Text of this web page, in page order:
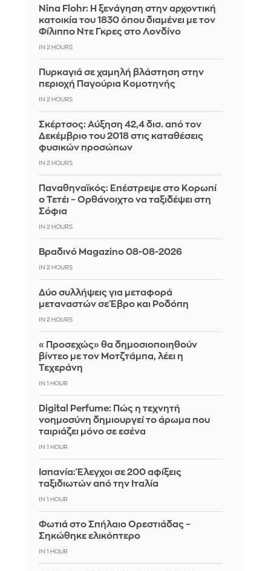
Nina Flohr: Η ξενάγηση στην αρχοντική
κατοικία του 1830 όπου διαμένει με τον
Φίλιππο Ντε Γκρες στο Λονδίνο
IN 2 HOURS
Πυρκαγιά σε χαμηλή βλάστηση στην
περιοχή Παγούρια Κομοτηνής
IN 2 HOURS
Σκέρτσος: Αύξηση 42,4 δισ. από τον
Δεκέμβριο του 2018 στις καταθέσεις
φυσικών προσώπων
IN 2 HOURS
Παναθηναϊκός: Επέστρεψε στο Κορωπί
ο Τετέι – Ορθάνοιχτο να ταξιδέψει στη
Σόφια
IN 2 HOURS
Βραδινό Magazino 08-08-2026
IN 2 HOURS
Δύο συλλήψεις για μεταφορά
μεταναστών σε Έβρο και Ροδόπη
IN 2 HOURS
«Προσεχώς» θα δημοσιοποιηθούν
βίντεο με τον Μοτζτάμπα, λέει η
Τεχεράνη
IN 1 HOUR
Digital Perfume: Πώς η τεχνητή
νοημοσύνη δημιουργεί το άρωμα που
ταιριάζει μόνο σε εσένα
IN 1 HOUR
Ισπανία: Έλεγχοι σε 200 αφίξεις
ταξιδιωτών από την Ιταλία
IN 1 HOUR
Φωτιά στο Σπήλαιο Ορεστιάδας –
Σηκώθηκε ελικόπτερο
IN 1 HOUR